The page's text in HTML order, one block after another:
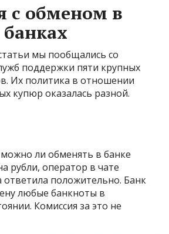
с обменом в
мы пообщались со
поддержки пяти крупных
Их политика в отношении
купюр оказалась разной.
ли обменять в банке
рубли, оператор в чате
положительно. Банк
любые банкноты в
Комиссия за это не